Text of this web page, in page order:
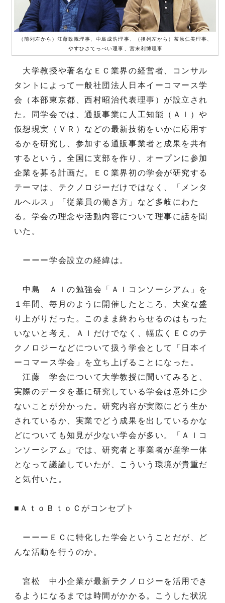
（前列左から）江藤政親理事、中島成浩理事、（後列左から）茶原仁美理事、
やすひさてっぺい理事、宮末利博理事
大学教授や著名なＥＣ業界の経営者、コンサル
タントによって一般社団法人日本イーコマース学
会（本部東京都、西村昭治代表理事）が設立され
た。同学会では、通販事業に人工知能（ＡＩ）や
仮想現実（ＶＲ）などの最新技術をいかに応用す
るかを研究し、参加する通販事業者と成果を共有
するという。全国に支部を作り、オープンに参加
企業を募る計画だ。ＥＣ業界初の学会が研究する
テーマは、テクノロジーだけではなく、「メンタ
ルヘルス」「従業員の働き方」など多岐にわた
る。学会の理念や活動内容について理事に話を聞
いた。
ーーー学会設立の経緯は。
中島 ＡＩの勉強会「ＡＩコンソーシアム」を
１年間、毎月のように開催したところ、大変な盛
り上がりだった。このまま終わらせるのはもった
いないと考え、ＡＩだけでなく、幅広くＥＣのテ
クノロジーなどについて扱う学会として「日本イ
ーコマース学会」を立ち上げることになった。
江藤 学会について大学教授に聞いてみると、
実際のデータを基に研究している学会は意外に少
ないことが分かった。研究内容が実際にどう生か
されているか、実業でどう成果を出しているかな
どについても知見が少ない学会が多い。「ＡＩコ
ンソーシアム」では、研究者と事業者が産学一体
となって議論していたが、こういう環境が貴重だ
と気付いた。
■ＡｔｏＢｔｏＣがコンセプト
ーーーＥＣに特化した学会ということだが、ど
んな活動を行うのか。
宮松 中小企業が最新テクノロジーを活用でき
るようになるまでは時間がかかる。こうした状況